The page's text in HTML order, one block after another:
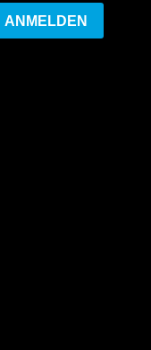
ANMELDEN